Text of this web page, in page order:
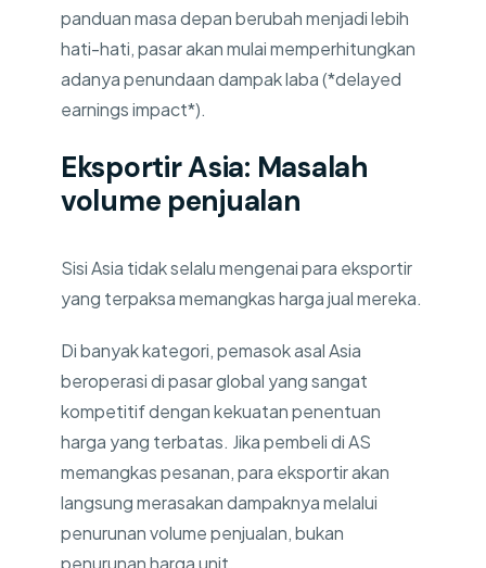
panduan masa depan berubah menjadi lebih
hati-hati, pasar akan mulai memperhitungkan
adanya penundaan dampak laba (*delayed
earnings impact*).
Eksportir Asia: Masalah
volume penjualan
Sisi Asia tidak selalu mengenai para eksportir
yang terpaksa memangkas harga jual mereka.
Di banyak kategori, pemasok asal Asia
beroperasi di pasar global yang sangat
kompetitif dengan kekuatan penentuan
harga yang terbatas. Jika pembeli di AS
memangkas pesanan, para eksportir akan
langsung merasakan dampaknya melalui
penurunan volume penjualan, bukan
penurunan harga unit.